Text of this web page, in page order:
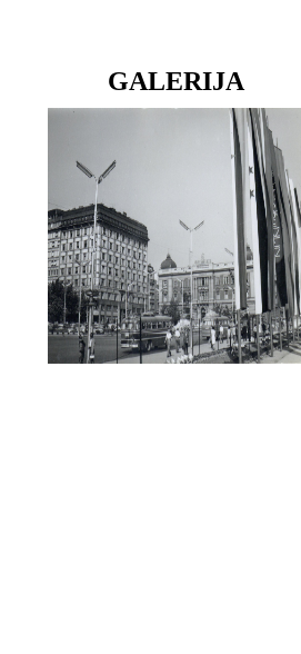
GALERIJA